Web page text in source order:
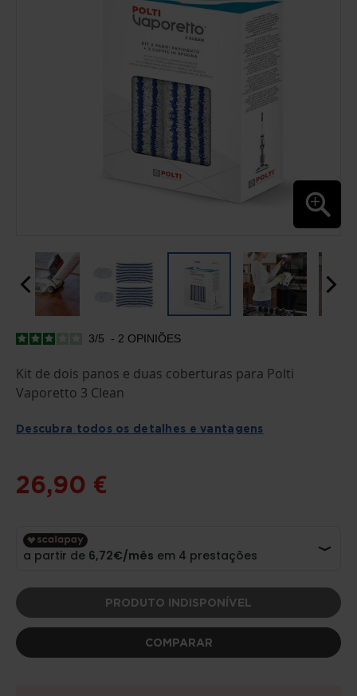
SALTAR
O
INÍCIO
DA
DE
IMAGENS
3/5 - 2 OPINIÕES
Kit de dois panos e duas coberturas para Polti
Vaporetto 3 Clean
Descubra todos os detalhes e vantagens
26,90 €
PRODUTO INDISPONÍVEL
COMPARAR